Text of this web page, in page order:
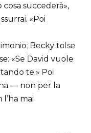
cosa succederà»,
«Poi
Becky tolse
«Se David vuole
te.» Poi
— non per la
mai